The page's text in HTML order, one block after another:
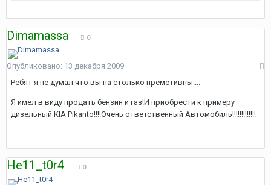
Dimamassa 0
Опубликовано: 13 декабря 2009
Ребят я не думал что вы на столько преметивны....
Я имел в виду продать бензин и газ!И приобрести к примеру
дизельный KIA Pikanto!!!!Очень ответственный Автомобиль!!!!!!!!!!!!!
He11_t0r4 0